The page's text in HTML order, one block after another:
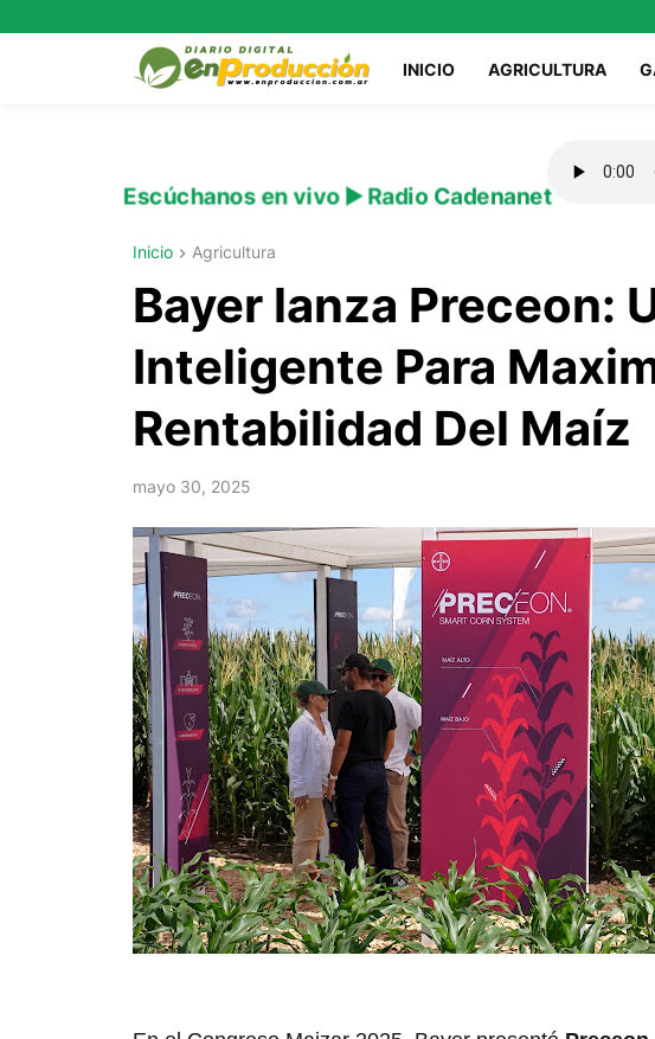
INICIO AGRICULTURA
Escúchanos en vivo ▶️ Radio Cadenanet
Inicio Agricultura
Bayer lanza Preceon:
Inteligente Para
Rentabilidad Del Maíz
mayo 30, 2025